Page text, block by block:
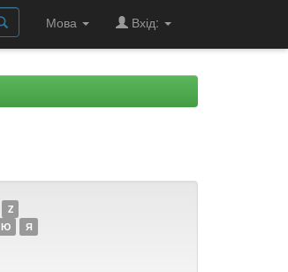
Мова Вхід:
Z
Ю Я